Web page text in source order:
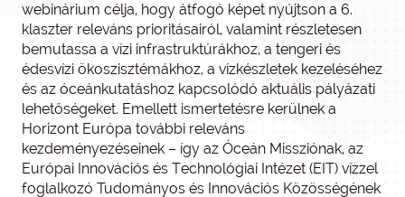
webinárium célja, hogy átfogó képet nyújtson a 6.
klaszter releváns prioritásairól, valamint részletesen
bemutassa a vízi infrastruktúrákhoz, a tengeri és
édesvízi ökoszisztémákhoz, a vízkészletek kezeléséhez
és az óceánkutatáshoz kapcsolódó aktuális pályázati
lehetőségeket. Emellett ismertetésre kerülnek a
Horizont Európa további releváns
kezdeményezéseinek – így az Óceán Missziónak, az
Európai Innovációs és Technológiai Intézet (EIT) vízzel
foglalkozó Tudományos és Innovációs Közösségének